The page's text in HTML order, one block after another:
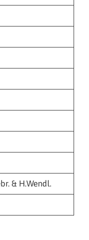
& H.Wendl.